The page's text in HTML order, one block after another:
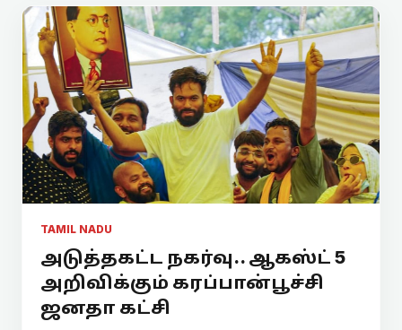
TAMIL NADU
அடுத்தகட்ட நகர்வு.. ஆகஸ்ட் 5
அறிவிக்கும் கரப்பான்பூச்சி
ஜனதா கட்சி